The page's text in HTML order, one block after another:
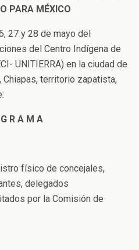
PARA MÉXICO
27 y 28 de mayo del
del Centro Indígena de
UNITIERRA) en la ciudad de
territorio zapatista,
R A M A
físico de concejales,
delegados
por la Comisión de